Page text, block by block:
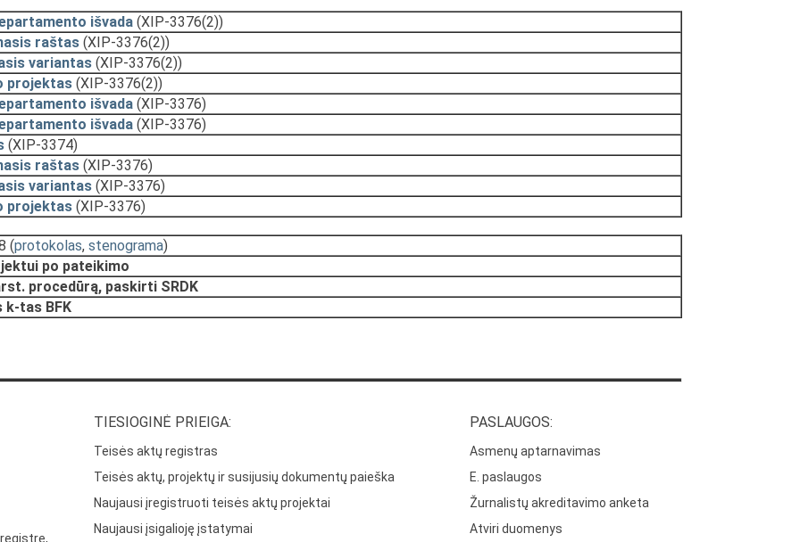
išvada (XIP-3376(2))
raštas (XIP-3376(2))
variantas (XIP-3376(2))
projektas (XIP-3376(2))
išvada (XIP-3376)
išvada (XIP-3376)
(XIP-3374)
raštas (XIP-3376)
variantas (XIP-3376)
projektas (XIP-3376)
(protokolas, stenograma)
po pateikimo
procedūrą, paskirti SRDK
k-tas BFK
TIESIOGINĖ PRIEIGA:
Teisės aktų registras
Teisės aktų, projektų ir susijusių dokumentų paieška
Naujausi įregistruoti teisės aktų projektai
Naujausi įsigalioję įstatymai
PASLAUGOS:
Asmenų aptarnavimas
E. paslaugos
Žurnalistų akreditavimo anketa
Atviri duomenys